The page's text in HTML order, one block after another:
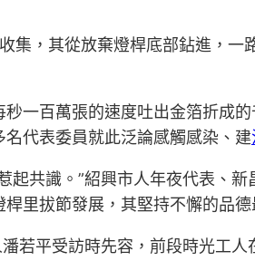
集，其從放棄燈桿底部鉆進，
一百萬張的速度吐出金箔折成
代表委員就此泛論感觸感染、建
起共識。”紹興市人年夜代表、
里拔節發展，其堅持不懈的品德
若平受訪時先容，前段時光工